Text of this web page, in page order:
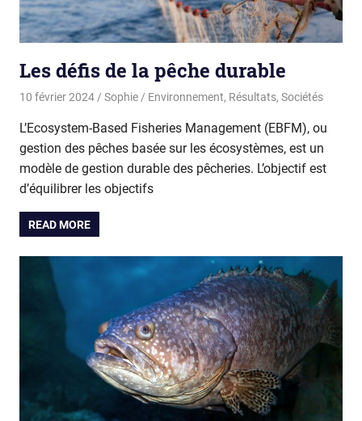
Les défis de la pêche durable
10 février 2024 Sophie Environnement, Résultats, Sociétés
L’Ecosystem-Based Fisheries Management (EBFM), ou
gestion des pêches basée sur les écosystèmes, est un
modèle de gestion durable des pêcheries. L’objectif est
d’équilibrer les objectifs
READ MORE